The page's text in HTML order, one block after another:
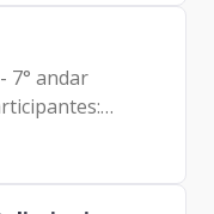
7° andar
Mateus Dias
(Prodam)